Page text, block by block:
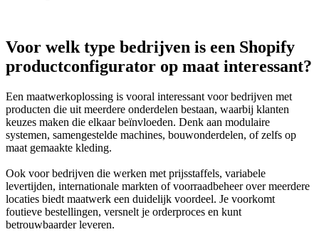
Voor welk type bedrijven is een Shopify
productconfigurator op maat interessant?
Een maatwerkoplossing is vooral interessant voor bedrijven met
producten die uit meerdere onderdelen bestaan, waarbij klanten
keuzes maken die elkaar beïnvloeden. Denk aan modulaire
systemen, samengestelde machines, bouwonderdelen, of zelfs op
maat gemaakte kleding.
Ook voor bedrijven die werken met prijsstaffels, variabele
levertijden, internationale markten of voorraadbeheer over meerdere
locaties biedt maatwerk een duidelijk voordeel. Je voorkomt
foutieve bestellingen, versnelt je orderproces en kunt
betrouwbaarder leveren.